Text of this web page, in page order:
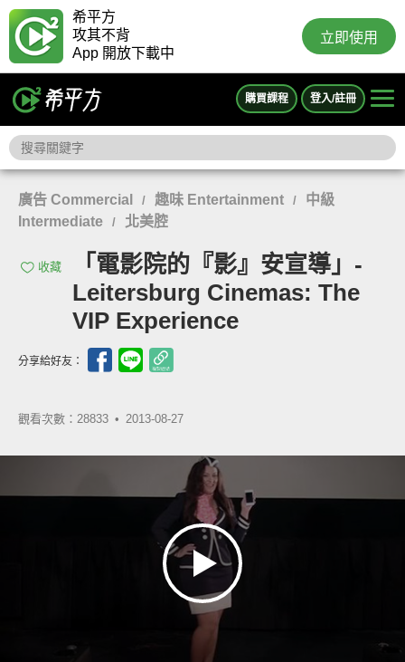
希平方
攻其不背
App 開放下載中
立即使用
購買課程 登入/註冊
廣告 Commercial / 趣味 Entertainment /
中級
Intermediate
/ 北美腔
收藏
「電影院的『影』安宣導」-
Leitersburg Cinemas: The
VIP Experience
分享給好友：
觀看次數：28833 • 2013-08-27